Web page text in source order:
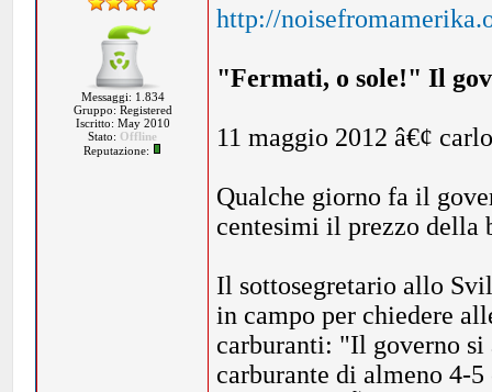
Messaggi: 1.834
Gruppo: Registered
Iscritto: May 2010
Stato: Offline
Reputazione:
http://
"Fermati, o sole!" Il
11 maggio 2012 â€¢
Qualche giorno fa il
centesimi il prezzo della
Il sottosegretario allo
in campo per chiedere
carburanti: "Il governo si
carburante di almeno 4-